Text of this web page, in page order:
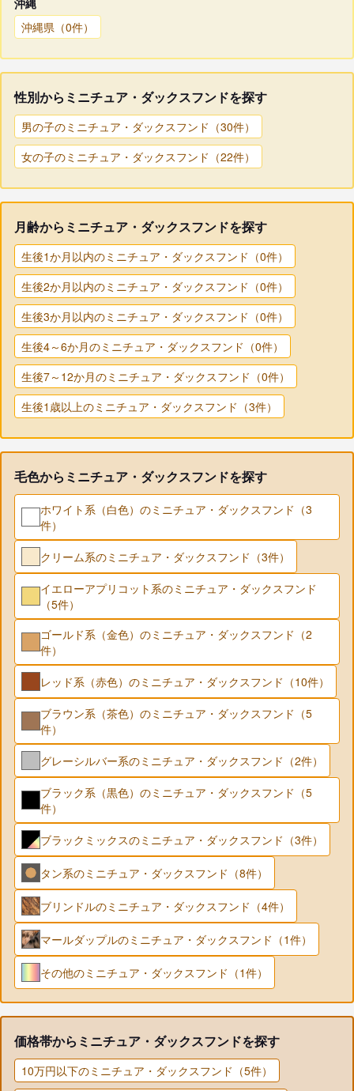
沖縄県（0件）
性別からミニチュア・ダックスフンドを探す
男の子のミニチュア・ダックスフンド（30件）
女の子のミニチュア・ダックスフンド（22件）
月齢からミニチュア・ダックスフンドを探す
生後1か月以内のミニチュア・ダックスフンド（0件）
生後2か月以内のミニチュア・ダックスフンド（0件）
生後3か月以内のミニチュア・ダックスフンド（0件）
生後4～6か月のミニチュア・ダックスフンド（0件）
生後7～12か月のミニチュア・ダックスフンド（0件）
生後1歳以上のミニチュア・ダックスフンド（3件）
毛色からミニチュア・ダックスフンドを探す
ホワイト系（白色）のミニチュア・ダックスフンド（3
件）
クリーム系のミニチュア・ダックスフンド（3件）
イエローアプリコット系のミニチュア・ダックスフンド
（5件）
ゴールド系（金色）のミニチュア・ダックスフンド（2
件）
レッド系（赤色）のミニチュア・ダックスフンド（10件）
ブラウン系（茶色）のミニチュア・ダックスフンド（5
件）
グレーシルバー系のミニチュア・ダックスフンド（2件）
ブラック系（黒色）のミニチュア・ダックスフンド（5
件）
ブラックミックスのミニチュア・ダックスフンド（3件）
タン系のミニチュア・ダックスフンド（8件）
ブリンドルのミニチュア・ダックスフンド（4件）
マールダップルのミニチュア・ダックスフンド（1件）
その他のミニチュア・ダックスフンド（1件）
価格帯からミニチュア・ダックスフンドを探す
10万円以下のミニチュア・ダックスフンド（5件）